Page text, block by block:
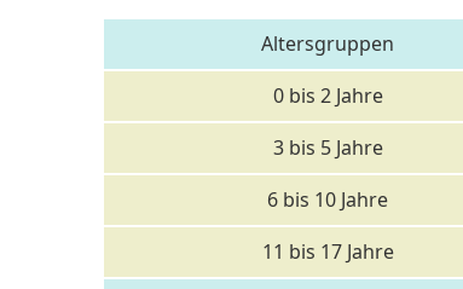
Altersgruppen
0 bis 2 Jahre
3 bis 5 Jahre
6 bis 10 Jahre
11 bis 17 Jahre